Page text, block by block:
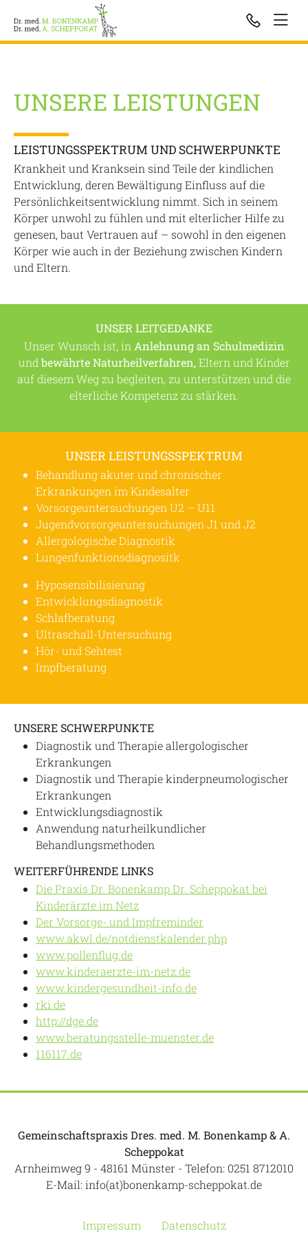
UNSERE LEISTUNGEN
LEISTUNGSSPEKTRUM UND SCHWERPUNKTE
Krankheit und Kranksein sind Teile der kindlichen
Entwicklung, deren Bewältigung Einfluss auf die
Persönlichkeitsentwicklung nimmt. Sich in seinem
Körper unwohl zu fühlen und mit elterlicher Hilfe zu
genesen, baut Vertrauen auf – sowohl in den eigenen
Körper wie auch in der Beziehung zwischen Kindern
und Eltern.
UNSER LEITGEDANKE
Unser Wunsch ist, in Anlehnung an Schulmedizin
und bewährte Naturheilverfahren,Eltern und Kinder
auf diesem Weg zu begleiten, zu unterstützen und die
elterliche Kompetenz zu stärken.
UNSER LEISTUNGSSPEKTRUM
Behandlung akuter und chronischer
Erkrankungen im Kindesalter
Vorsorgeuntersuchungen U2 – U11
Jugendvorsorgeuntersuchungen J1 und J2
Allergologische Diagnostik
Lungenfunktionsdiagnositk
Hyposensibilisierung
Entwicklungsdiagnostik
Schlafberatung
Ultraschall-Untersuchung
Hör- und Sehtest
Impfberatung
UNSERE SCHWERPUNKTE
Diagnostik und Therapie allergologischer
Erkrankungen
Diagnostik und Therapie kinderpneumologischer
Erkrankungen
Entwicklungsdiagnostik
Anwendung naturheilkundlicher
Behandlungsmethoden
WEITERFÜHRENDE LINKS
Die Praxis Dr. Bonenkamp Dr. Scheppokat bei
Kinderärzte im Netz
Der Vorsorge- und Impfreminder
www.akwl.de/notdienstkalender.php
www.pollenflug.de
www.kinderaerzte-im-netz.de
www.kindergesundheit-info.de
rki.de
http://dge.de
www.beratungsstelle-muenster.de
116117.de
Gemeinschaftspraxis Dres. med. M. Bonenkamp & A.
Scheppokat
Arnheimweg 9 - 48161 Münster - Telefon: 0251 8712010
E-Mail: info(at)bonenkamp-scheppokat.de
Impressum Datenschutz